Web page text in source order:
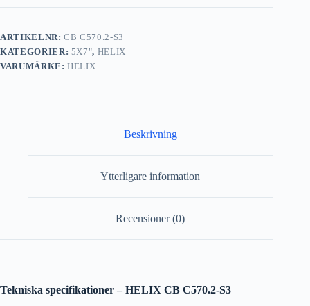
ARTIKELNR:CB C570.2-S3
KATEGORIER: 5X7", HELIX
VARUMÄRKE:HELIX
Beskrivning
Ytterligare information
Recensioner (0)
Tekniska specifikationer – HELIX CB C570.2-S3